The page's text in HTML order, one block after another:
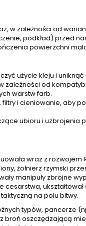
w zależności od
podkład) przed
powierzchni
użycie kleju i
zależności od
warstw farb.
i cieniowanie, aby
ubioru i uzbrojenia
wraz z rozwojem
żołnierz rzymski
manipuły zbrojne
na polu bitwy.
typów, pancerze
oszczędzającą